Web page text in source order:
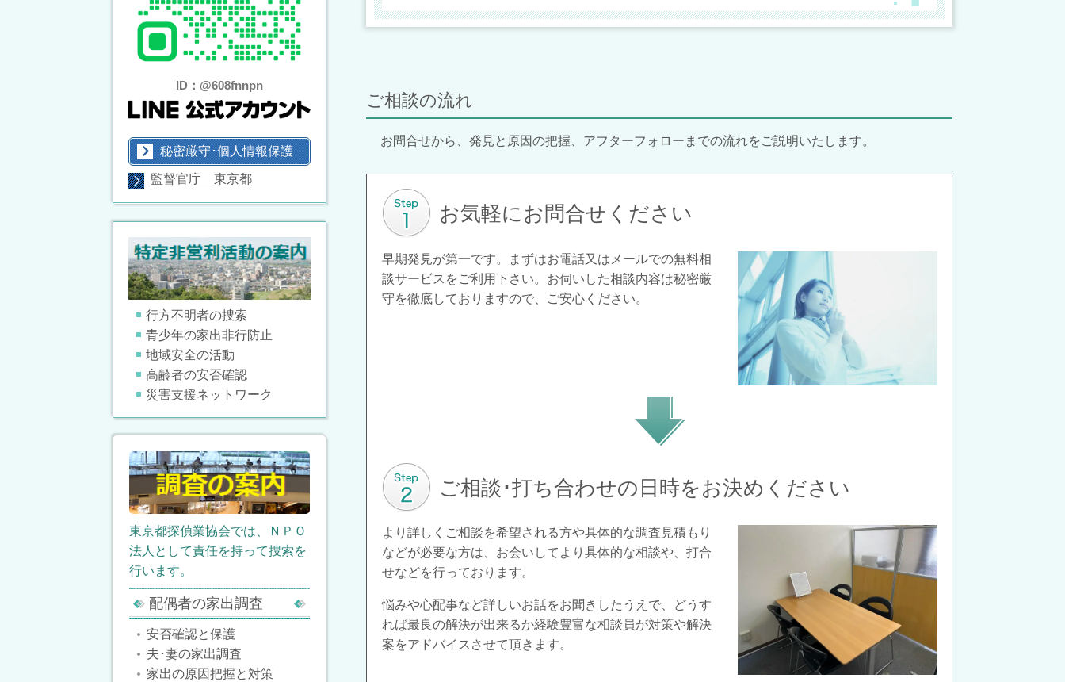
ご相談の流れ
お問合せから、発見と原因の把握、アフターフォローまでの流れをご説明いたします。
お気軽にお問合せください
早期発見が第一です。まずはお電話又はメールでの無料相
談サービスをご利用下さい。お伺いした相談内容は秘密厳
守を徹底しておりますので、ご安心ください。
ご相談･打ち合わせの日時をお決めください
より詳しくご相談を希望される方や具体的な調査見積もり
などが必要な方は、お会いしてより具体的な相談や、打合
せなどを行っております。
悩みや心配事など詳しいお話をお聞きしたうえで、どうす
れば最良の解決が出来るか経験豊富な相談員が対策や解決
案をアドバイスさせて頂きます。
ID：@608fnnpn
秘密厳守･個人情報保護
監督官庁 東京都
行方不明者の捜索
青少年の家出非行防止
地域安全の活動
高齢者の安否確認
災害支援ネットワーク
東京都探偵業協会では、ＮＰＯ
法人として責任を持って捜索を
行います。
配偶者の家出調査
安否確認と保護
夫･妻の家出調査
家出の原因把握と対策